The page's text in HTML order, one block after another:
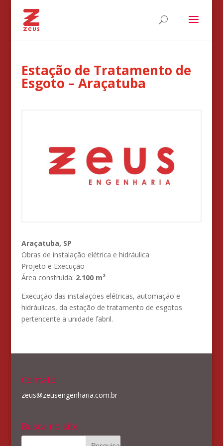
Estação de Tratamento de
Esgoto – Araçatuba
Araçatuba, SP
Obras de instalação elétrica e hidráulica
Projeto e Execução
Área construída: 2.100 m²
Execução das instalações elétricas, automação e
hidráulicas, da estação de tratamento de esgotos
pertencente a unidade fabril.
Contato
zeus@zeusengenharia.com.br
Busca no site